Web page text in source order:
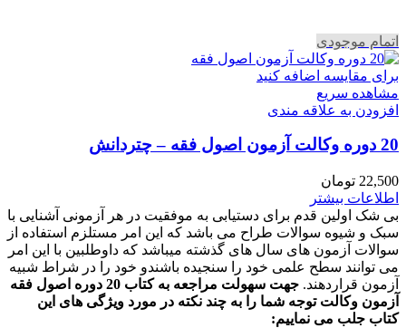
اتمام موجودی
برای مقایسه اضافه کنید
مشاهده سریع
افزودن به علاقه مندی
20 دوره وکالت آزمون اصول فقه – چتردانش
22,500 تومان
اطلاعات بیشتر
بی شک اولین قدم برای دستیابی به موفقیت در هر آزمونی آشنایی با
سبک و شیوه سوالات طراح می باشد که این امر مستلزم استفاده از
سوالات آزمون های سال های گذشته میباشد که داوطلبین با این امر
می توانند سطح علمی خود را سنجیده باشندو خود را در شراط شبیه
آزمون قراردهند.
جهت سهولت مراجعه به کتاب 20 دوره اصول فقه
آزمون وکالت توجه شما را به چند نکته در مورد ویژگی های این
کتاب جلب می نماییم: